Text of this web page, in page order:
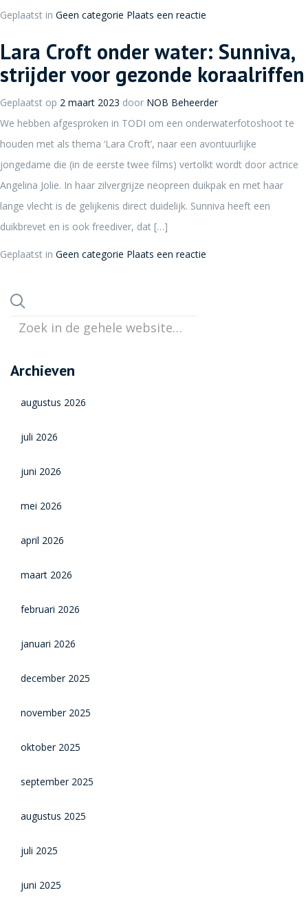
Geplaatst in Geen categorie Plaats een reactie
Lara Croft onder water: Sunniva,
strijder voor gezonde koraalriffen
Geplaatst op 2 maart 2023 door NOB Beheerder
We hebben afgesproken in TODI om een onderwaterfotoshoot te
houden met als thema ‘Lara Croft’, naar een avontuurlijke
jongedame die (in de eerste twee films) vertolkt wordt door actrice
Angelina Jolie. In haar zilvergrijze neopreen duikpak en met haar
lange vlecht is de gelijkenis direct duidelijk. Sunniva heeft een
duikbrevet en is ook freediver, dat […]
Geplaatst in Geen categorie Plaats een reactie
Archieven
augustus 2026
juli 2026
juni 2026
mei 2026
april 2026
maart 2026
februari 2026
januari 2026
december 2025
november 2025
oktober 2025
september 2025
augustus 2025
juli 2025
juni 2025